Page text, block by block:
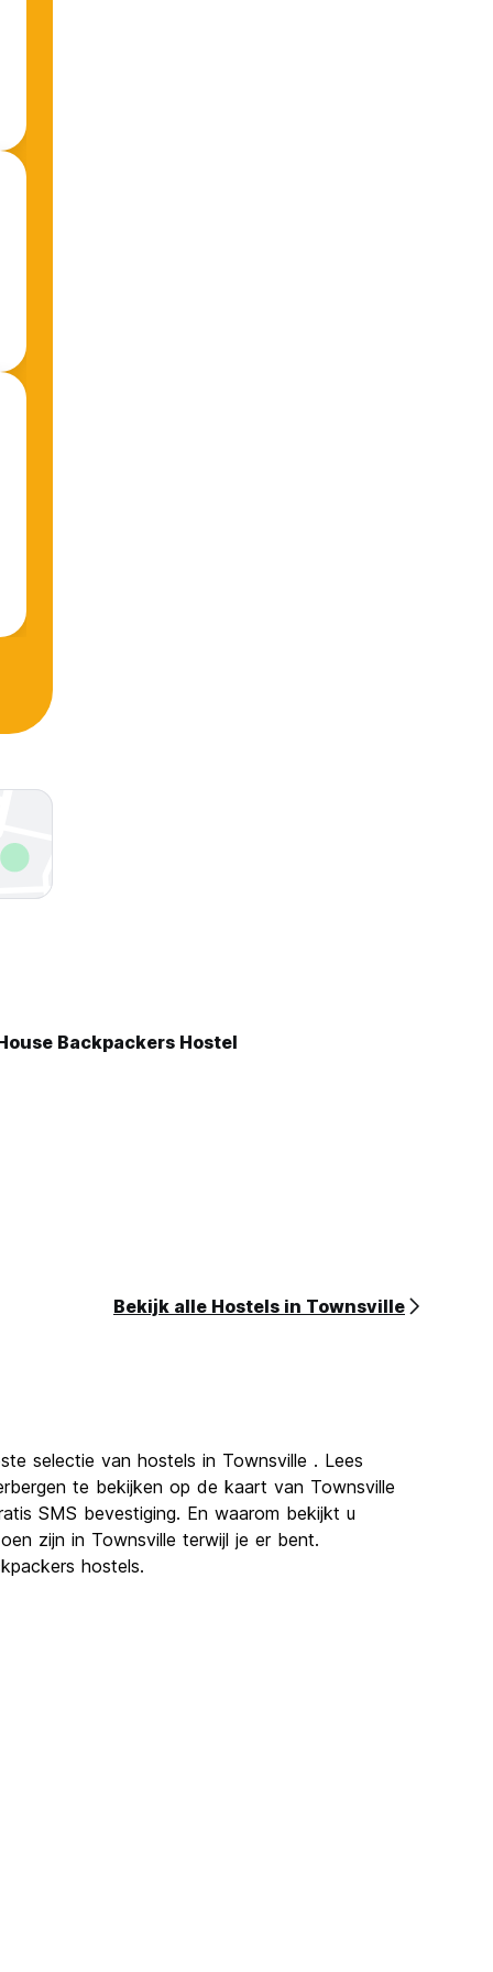
Backpackers Hostel
Bekijk alle Hostels in Townsville
selectie van hostels in Townsville . Lees
te bekijken op de kaart van Townsville
SMS bevestiging. En waarom bekijkt u
zijn in Townsville terwijl je er bent.
hostels.